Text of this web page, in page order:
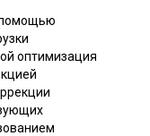
помощью
оптимизация